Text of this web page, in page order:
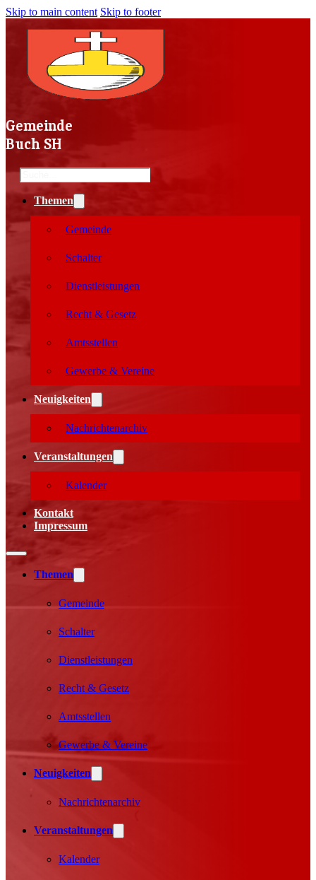
Skip to main content Skip to footer
Gemeinde
Buch SH
Search
Themen
Gemeinde
Schalter
Dienstleistungen
Recht & Gesetz
Amtsstellen
Gewerbe & Vereine
Neuigkeiten
Nachrichtenarchiv
Veranstaltungen
Kalender
Kontakt
Impressum
Themen
Gemeinde
Schalter
Dienstleistungen
Recht & Gesetz
Amtsstellen
Gewerbe & Vereine
Neuigkeiten
Nachrichtenarchiv
Veranstaltungen
Kalender